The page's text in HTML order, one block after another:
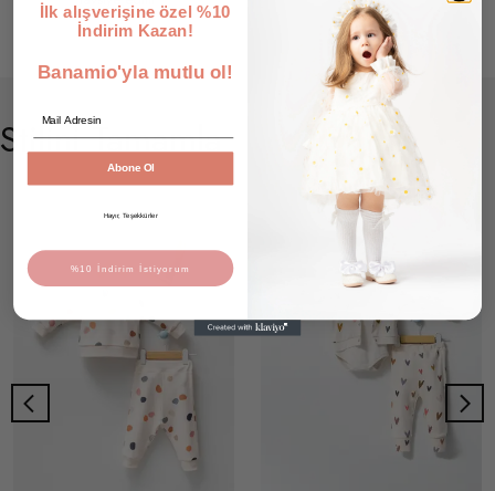
Stilini Tamamla
İlk alışverişine özel %10
İndirim Kazan!
Banamio'yla mutlu ol!
Abone Ol
Hayır, Teşekkürler
%10 İndirim İstiyorum